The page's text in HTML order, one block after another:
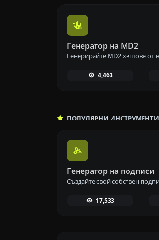
Генератор на MD2
4,463
ПОПУЛЯРНИ ИНСТРУМЕНТИ
Генератор на подписи
17,533